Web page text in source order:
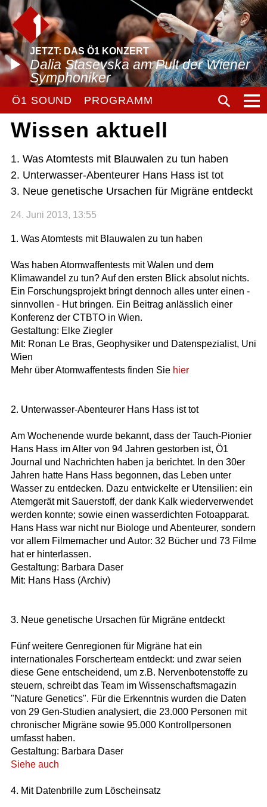
JETZT: DAS Ö1 KONZERT
Dalia Stasevska am Pult der Wiener
Symphoniker
Ö1 SOUND PROGRAMM
Wissen aktuell
1. Was Atomtests mit Blauwalen zu tun haben
2. Unterwasser-Abenteurer Hans Hass ist tot
3. Neue genetische Ursachen für Migräne entdeckt
24. Juni 2013, 13:55
1. Was Atomtests mit Blauwalen zu tun haben
Was haben Atomwaffentests mit Walen und dem
Klimawandel zu tun? Auf den ersten Blick absolut nichts.
Ein Forschungsprojekt bringt dennoch alles unter einen -
sinnvollen - Hut bringen. Ein Beitrag anlässlich einer
Konferenz der CTBTO in Wien.
Gestaltung: Elke Ziegler
Mit: Ronan Le Bras, Geophysiker und Datenspezialist, Uni
Wien
Mehr über Atomwaffentests finden Sie hier
2. Unterwasser-Abenteurer Hans Hass ist tot
Am Wochenende wurde bekannt, dass der Tauch-Pionier
Hans Hass im Alter von 94 Jahren gestorben ist, Ö1
Journal und Nachrichten haben ja berichtet. In den 30er
Jahren hatte Hans Hass begonnen, das Leben unter
Wasser zu entdecken. Dazu entwickelte er Utensilien: ein
Atemgerät mit Sauerstoff, der dank Kalk wiederverwendet
werden konnte; sowie einen wasserdichten Fotoapparat.
Hans Hass war nicht nur Biologe und Abenteurer, sondern
vor allem Filmemacher und Autor: 32 Bücher und 73 Filme
hat er hinterlassen.
Gestaltung: Barbara Daser
Mit: Hans Hass (Archiv)
3. Neue genetische Ursachen für Migräne entdeckt
Fünf weitere Genregionen für Migräne hat ein
internationales Forscherteam entdeckt: und zwar seien
diese Gene entscheidend, um z.B. Nervenbotenstoffe zu
steuern, schreibt das Team im Wissenschaftsmagazin
"Nature Genetics". Für die Erkenntnis wurden die Daten
von 29 Gen-Studien analysiert, die 23.000 Personen mit
chronischer Migräne sowie 95.000 Kontrollpersonen
umfasst haben.
Gestaltung: Barbara Daser
Siehe auch
4. Mit Datenbrille zum Löscheinsatz